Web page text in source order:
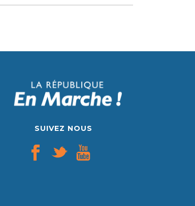
SUIVEZ NOUS